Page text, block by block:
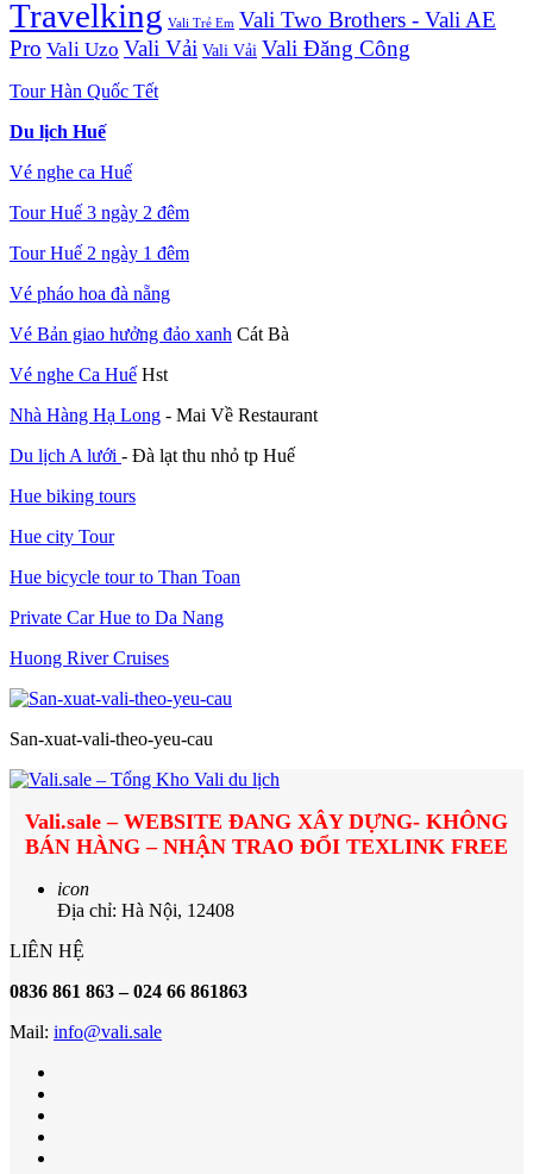
Travelking Vali Trẻ Em Vali Two Brothers - Vali AE
Pro Vali Uzo Vali Vải Vali Vải Vali Đăng Công
Tour Hàn Quốc Tết
Du lịch Huế
Vé nghe ca Huế
Tour Huế 3 ngày 2 đêm
Tour Huế 2 ngày 1 đêm
Vé pháo hoa đà nẵng
Vé Bản giao hưởng đảo xanh Cát Bà
Vé nghe Ca Huế Hst
Nhà Hàng Hạ Long - Mai Về Restaurant
Du lịch A lưới - Đà lạt thu nhỏ tp Huế
Hue biking tours
Hue city Tour
Hue bicycle tour to Than Toan
Private Car Hue to Da Nang
Huong River Cruises
San-xuat-vali-theo-yeu-cau
Vali.sale – WEBSITE ĐANG XÂY DỰNG- KHÔNG
BÁN HÀNG – NHẬN TRAO ĐỔI TEXLINK FREE
icon
Địa chỉ: Hà Nội, 12408
LIÊN HỆ
0836 861 863 – 024 66 861863
Mail: info@vali.sale